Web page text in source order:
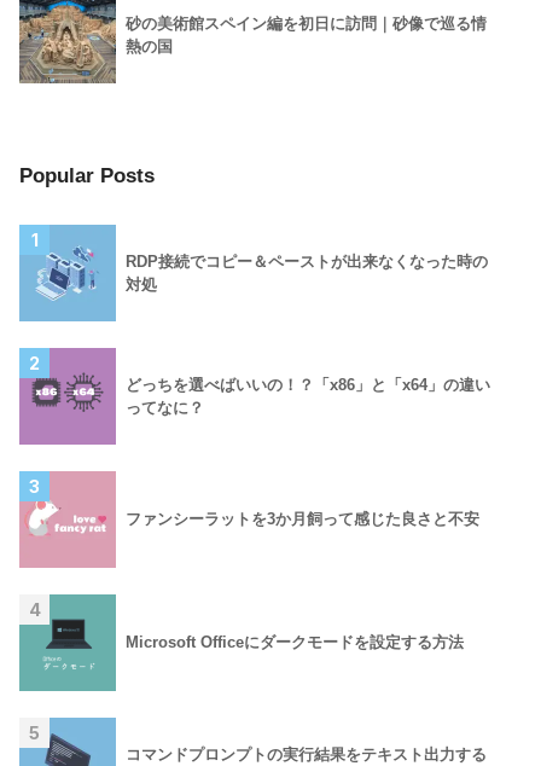
砂の美術館スペイン編を初日に訪問｜砂像で巡る情
熱の国
Popular Posts
1
RDP接続でコピー＆ペーストが出来なくなった時の
対処
2
どっちを選べばいいの！？「x86」と「x64」の違い
ってなに？
3
ファンシーラットを3か月飼って感じた良さと不安
4
Microsoft Officeにダークモードを設定する方法
5
コマンドプロンプトの実行結果をテキスト出力する